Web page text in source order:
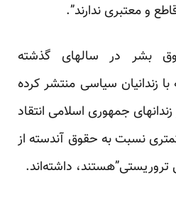
بشر در سالهای گذشته
با زندانیان سیاسی منتشر کرده
جمهوری اسلامی انتقاد
نسبت به حقوق آندسته از
تروریستی”هستند، داشته‌اند.